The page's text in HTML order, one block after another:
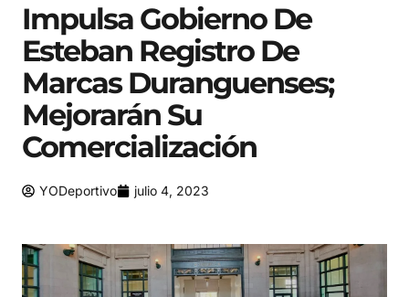
Impulsa Gobierno De
Esteban Registro De
Marcas Duranguenses;
Mejorarán Su
Comercialización
YODeportivo julio 4, 2023